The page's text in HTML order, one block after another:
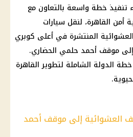
تنفيذ خطة واسعة بالتعاون مع
أمن القاهرة، لنقل سيارات
المنتشرة في أعلى كوبري
موقف أحمد حلمي الحضاري.
الدولة الشاملة لتطوير القاهرة
العشوائية إلى موقف أحمد